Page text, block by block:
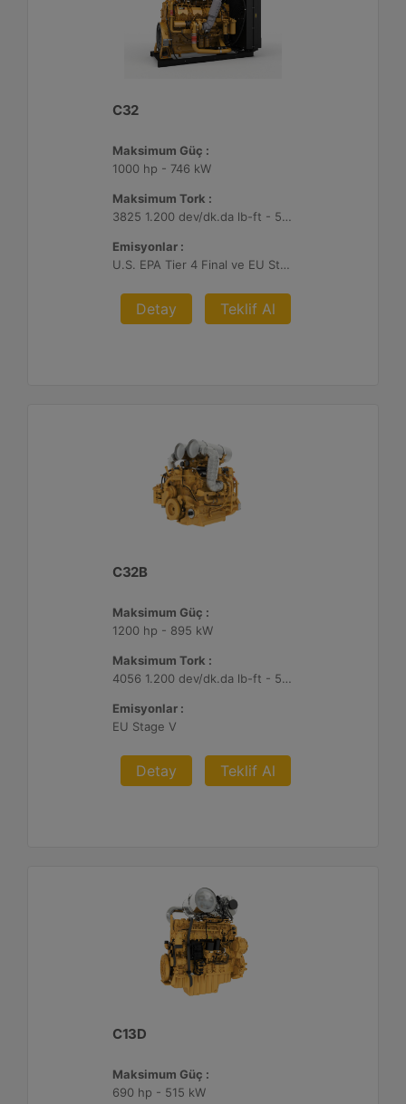
C32
Maksimum Güç :
1000 hp - 746 kW
Maksimum Tork :
3825 1.200 dev/dk.da lb-ft - 5186 1.200 dev/dk.da Nm
Emisyonlar :
U.S. EPA Tier 4 Final ve EU Stage V
Detay Teklif Al
C32B
Maksimum Güç :
1200 hp - 895 kW
Maksimum Tork :
4056 1.200 dev/dk.da lb-ft - 5499 1.200 dev/dk.da Nm
Emisyonlar :
EU Stage V
Detay Teklif Al
C13D
Maksimum Güç :
690 hp - 515 kW